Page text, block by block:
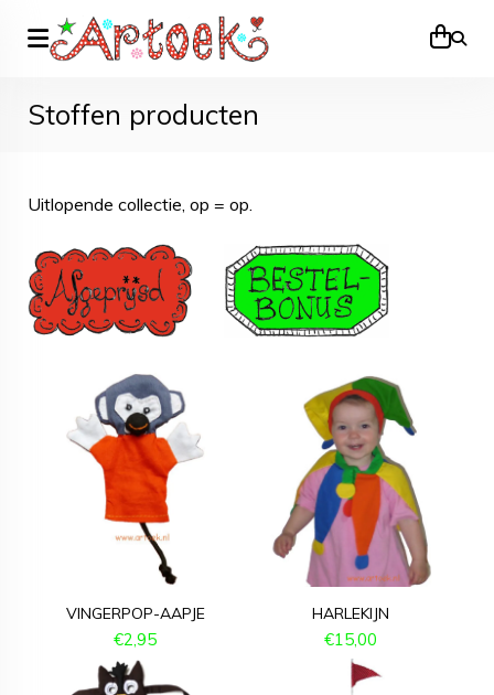
Stoffen producten
Uitlopende collectie, op = op.
VINGERPOP-AAPJE
€2,95
HARLEKIJN
€15,00